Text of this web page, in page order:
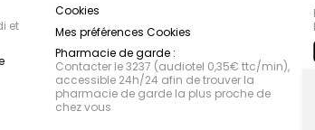
et
Cookies
Mes préférences Cookies
Pharmacie de garde :
Contacter le 3237 (audiotel 0,35€ ttc/min),
accessible 24h/24 afin de trouver la
pharmacie de garde la plus proche de
chez vous